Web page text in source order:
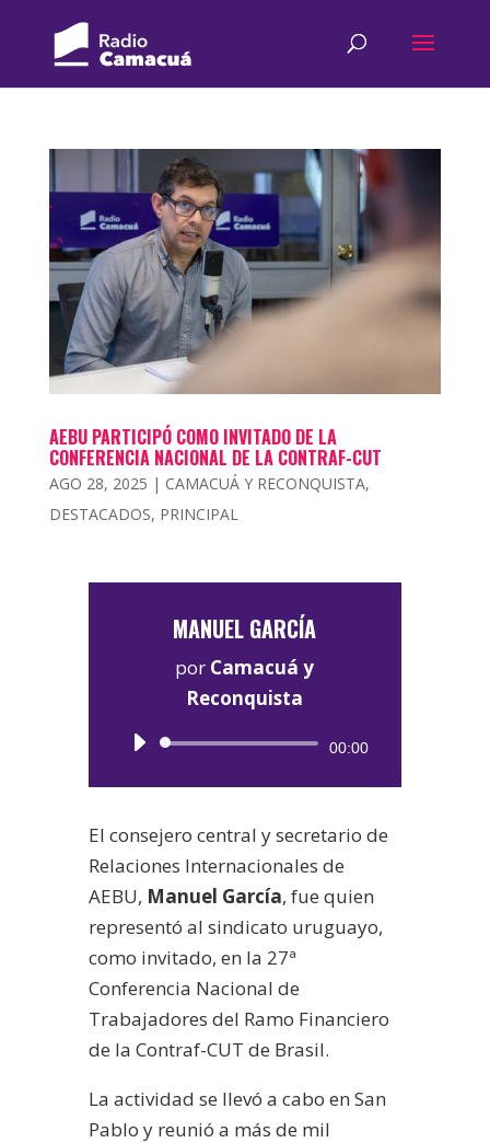
AEBU PARTICIPÓ COMO INVITADO DE LA
CONFERENCIA NACIONAL DE LA CONTRAF-CUT
AGO 28, 2025 | CAMACUÁ Y RECONQUISTA,
DESTACADOS, PRINCIPAL
MANUEL GARCÍA
por Camacuá y
Reconquista
Reproductor
00:00
El consejero central y secretario de
Relaciones Internacionales de
AEBU, Manuel García, fue quien
representó al sindicato uruguayo,
como invitado, en la 27ª
Conferencia Nacional de
Trabajadores del Ramo Financiero
de la Contraf-CUT de Brasil.
La actividad se llevó a cabo en San
Pablo y reunió a más de mil